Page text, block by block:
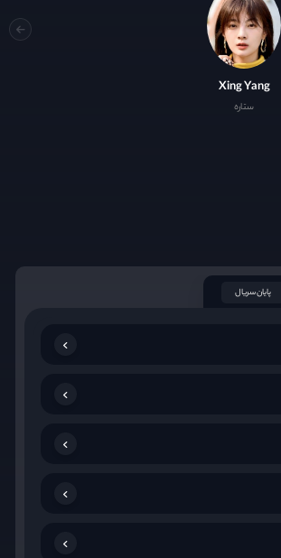
Xing Yang
ستاره
پایان سریال